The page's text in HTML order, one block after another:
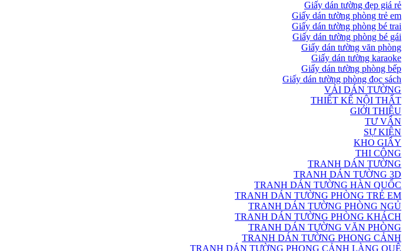
Giấy dán tường đẹp giá rẻ
Giấy dán tường phòng trẻ em
Giấy dán tường phòng bé trai
Giấy dán tường phòng bé gái
Giấy dán tường văn phòng
Giấy dán tường karaoke
Giấy dán tường phòng bếp
Giấy dán tường phòng đọc sách
VẢI DÁN TƯỜNG
THIẾT KẾ NỘI THẤT
GIỚI THIỆU
TƯ VẤN
SỰ KIỆN
KHO GIẤY
THI CÔNG
TRANH DÁN TƯỜNG
TRANH DÁN TƯỜNG 3D
TRANH DÁN TƯỜNG HÀN QUỐC
TRANH DÁN TƯỜNG PHÒNG TRẺ EM
TRANH DÁN TƯỜNG PHÒNG NGỦ
TRANH DÁN TƯỜNG PHÒNG KHÁCH
TRANH DÁN TƯỜNG VĂN PHÒNG
TRANH DÁN TƯỜNG PHONG CẢNH
TRANH DÁN TƯỜNG PHONG CẢNH LÀNG QUÊ